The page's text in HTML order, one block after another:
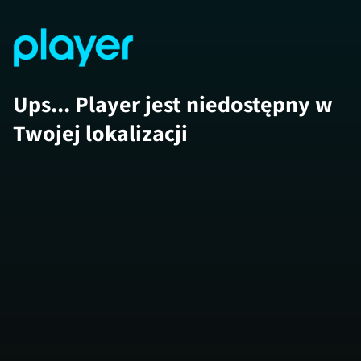
Ups... Player jest niedostępny w
Twojej lokalizacji